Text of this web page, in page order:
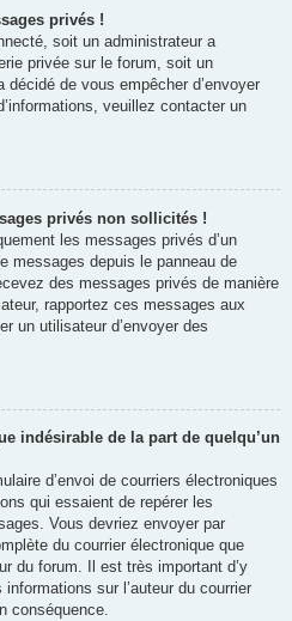
privés !
soit un administrateur a
privée sur le forum, soit un
de vous empêcher d’envoyer
veuillez contacter un
privés non sollicités !
les messages privés d’un
messages depuis le panneau de
des messages privés de manière
rapportez ces messages aux
un utilisateur d’envoyer des
indésirable de la part de quelqu’un
d’envoi de courriers électroniques
qui essaient de repérer les
Vous devriez envoyer par
du courrier électronique que
du forum. Il est très important d’y
sur l’auteur du courrier
conséquence.